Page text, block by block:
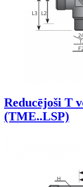
Reducējoši T
(TME..LSP)